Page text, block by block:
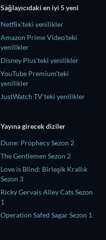
Sağlayıcıdaki en iyi 5 yeni
Netflix'teki yenilikler
Amazon Prime Video'teki
yenilikler
Disney Plus'teki yenilikler
YouTube Premium'teki
yenilikler
JustWatch TV'teki yenilikler
Yayına girecek diziler
Dune: Prophecy Sezon 2
The Gentlemen Sezon 2
Love is Blind: Birleşik Krallık
Sezon 3
Ricky Gervais Alley Cats Sezon
1
Operation Safed Sagar Sezon 1